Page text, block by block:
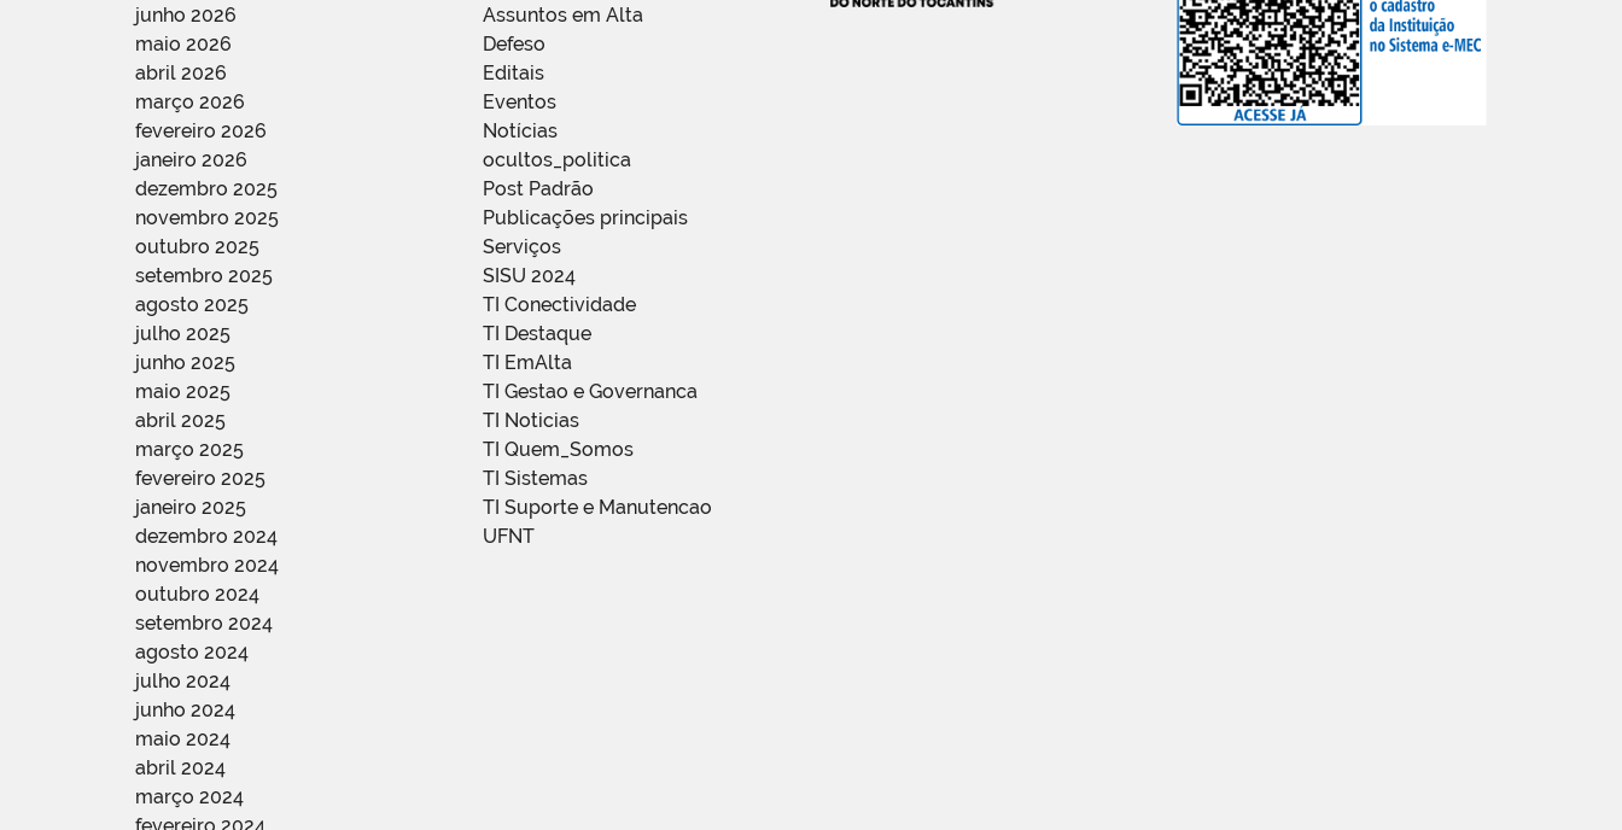
junho 2026
maio 2026
abril 2026
março 2026
fevereiro 2026
janeiro 2026
dezembro 2025
novembro 2025
outubro 2025
setembro 2025
agosto 2025
julho 2025
junho 2025
maio 2025
abril 2025
março 2025
fevereiro 2025
janeiro 2025
dezembro 2024
novembro 2024
outubro 2024
setembro 2024
agosto 2024
julho 2024
junho 2024
maio 2024
abril 2024
março 2024
Assuntos em Alta
Defeso
Editais
Eventos
Notícias
ocultos_politica
Post Padrão
Publicações principais
Serviços
SISU 2024
TI Conectividade
TI Destaque
TI EmAlta
TI Gestao e Governanca
TI Noticias
TI Quem_Somos
TI Sistemas
TI Suporte e Manutencao
UFNT